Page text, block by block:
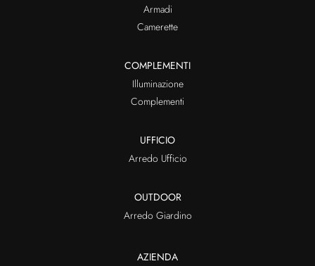
Armadi
Camerette
COMPLEMENTI
Illuminazione
Complementi
UFFICIO
Arredo Ufficio
OUTDOOR
Arredo Giardino
AZIENDA